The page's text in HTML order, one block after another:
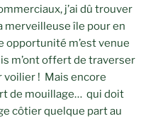
j’ai dû trouver
merveilleuse île pour en
m’est venue
m’ont offert de traverser
voilier ! Mais encore
de mouillage… qui doit
côtier quelque part au